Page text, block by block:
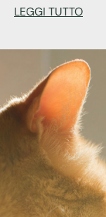
LEGGI TUTTO